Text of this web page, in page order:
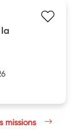
missions